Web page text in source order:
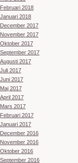
Februari 2018
Januari 2018
December 2017
November 2017
Oktober 2017
September 2017
Augusti 2017
Juli 2017
Juni 2017
Maj 2017
April 2017
Mars 2017
Februari 2017
Januari 2017
December 2016
November 2016
Oktober 2016
September 2016